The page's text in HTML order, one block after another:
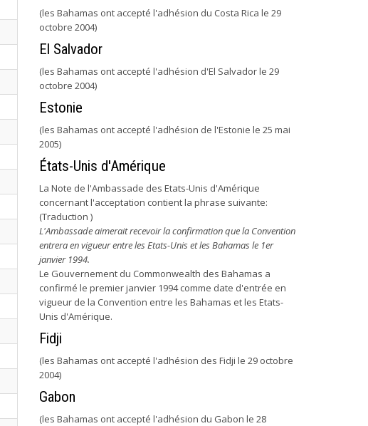
(les Bahamas ont accepté l'adhésion du Costa Rica le 29
octobre 2004)
El Salvador
(les Bahamas ont accepté l'adhésion d'El Salvador le 29
octobre 2004)
Estonie
(les Bahamas ont accepté l'adhésion de l'Estonie le 25 mai
2005)
États-Unis d'Amérique
La Note de l'Ambassade des Etats-Unis d'Amérique
concernant l'acceptation contient la phrase suivante:
(Traduction )
L'Ambassade aimerait recevoir la confirmation que la Convention
entrera en vigueur entre les Etats-Unis et les Bahamas le 1er
janvier 1994.
Le Gouvernement du Commonwealth des Bahamas a
confirmé le premier janvier 1994 comme date d'entrée en
vigueur de la Convention entre les Bahamas et les Etats-
Unis d'Amérique.
Fidji
(les Bahamas ont accepté l'adhésion des Fidji le 29 octobre
2004)
Gabon
(les Bahamas ont accepté l'adhésion du Gabon le 28